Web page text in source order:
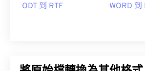
ODT 到 RTF WORD 到